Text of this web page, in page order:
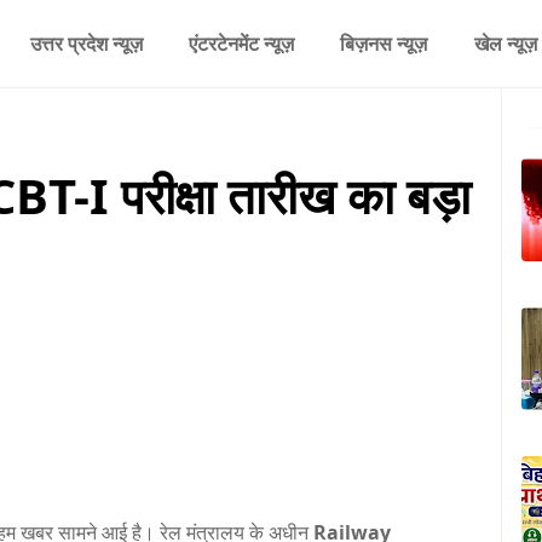
उत्तर प्रदेश न्यूज़ एंटरटेनमेंट न्यूज़ बिज़नस न्यूज़ खेल न्यूज़
I परीक्षा तारीख का बड़ा
खबर सामने आई है। रेल मंत्रालय के अधीनRailway